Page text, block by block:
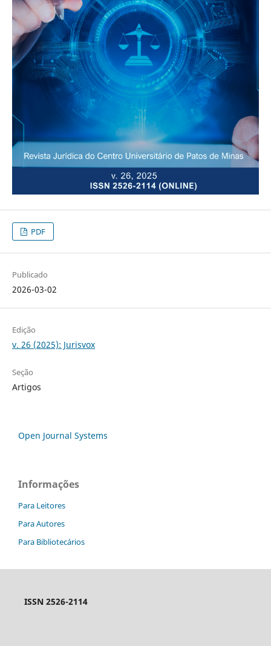
PDF
Publicado
2026-03-02
Edição
v. 26 (2025): Jurisvox
Seção
Artigos
Open Journal Systems
Informações
Para Leitores
Para Autores
Para Bibliotecários
ISSN 2526-2114